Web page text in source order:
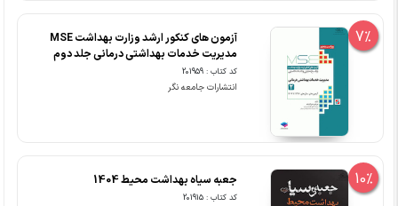
7%
آزمون های کنکور ارشد وزارت بهداشت MSE
مدیریت خدمات بهداشتی درمانی جلد دوم
کد کتاب : 201959
انتشارات جامعه نگر
10% جعبه سیاه بهداشت محیط 1404
کد کتاب : 201915